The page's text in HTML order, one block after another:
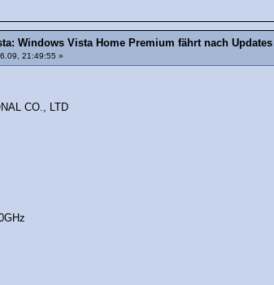
Windows Vista Home Premium fährt nach
21:49:55 »
CO., LTD